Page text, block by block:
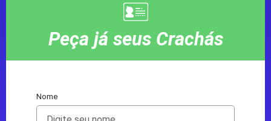
Peça já seus Crachás
Nome